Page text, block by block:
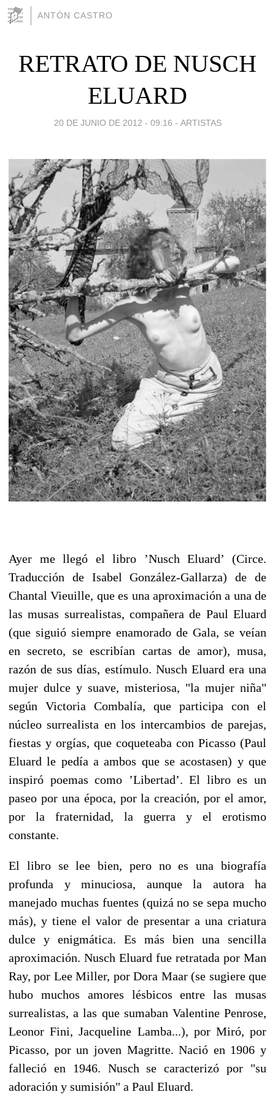
ANTÓN CASTRO
RETRATO DE NUSCH
ELUARD
20 DE JUNIO DE 2012 - 09:16 - ARTISTAS
Ayer me llegó el libro ’Nusch Eluard’ (Circe.
Traducción de Isabel González-Gallarza) de de
Chantal Vieuille, que es una aproximación a una de
las musas surrealistas, compañera de Paul Eluard
(que siguió siempre enamorado de Gala, se veían
en secreto, se escribían cartas de amor), musa,
razón de sus días, estímulo. Nusch Eluard era una
mujer dulce y suave, misteriosa, "la mujer niña"
según Victoria Combalía, que participa con el
núcleo surrealista en los intercambios de parejas,
fiestas y orgías, que coqueteaba con Picasso (Paul
Eluard le pedía a ambos que se acostasen) y que
inspiró poemas como ’Libertad’. El libro es un
paseo por una época, por la creación, por el amor,
por la fraternidad, la guerra y el erotismo
constante.
El libro se lee bien, pero no es una biografía
profunda y minuciosa, aunque la autora ha
manejado muchas fuentes (quizá no se sepa mucho
más), y tiene el valor de presentar a una criatura
dulce y enigmática. Es más bien una sencilla
aproximación. Nusch Eluard fue retratada por Man
Ray, por Lee Miller, por Dora Maar (se sugiere que
hubo muchos amores lésbicos entre las musas
surrealistas, a las que sumaban Valentine Penrose,
Leonor Fini, Jacqueline Lamba...), por Miró, por
Picasso, por un joven Magritte. Nació en 1906 y
falleció en 1946. Nusch se caracterizó por "su
adoración y sumisión" a Paul Eluard.